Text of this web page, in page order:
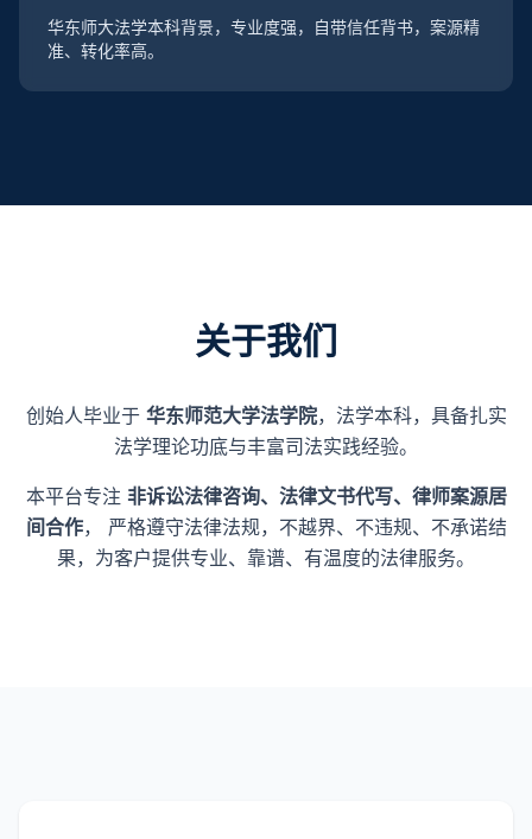
华东师大法学本科背景，专业度强，自带信任背书，案源精
准、转化率高。
关于我们
创始人毕业于 华东师范大学法学院，法学本科，具备扎实
法学理论功底与丰富司法实践经验。
本平台专注 非诉讼法律咨询、法律文书代写、律师案源居
间合作， 严格遵守法律法规，不越界、不违规、不承诺结
果，为客户提供专业、靠谱、有温度的法律服务。